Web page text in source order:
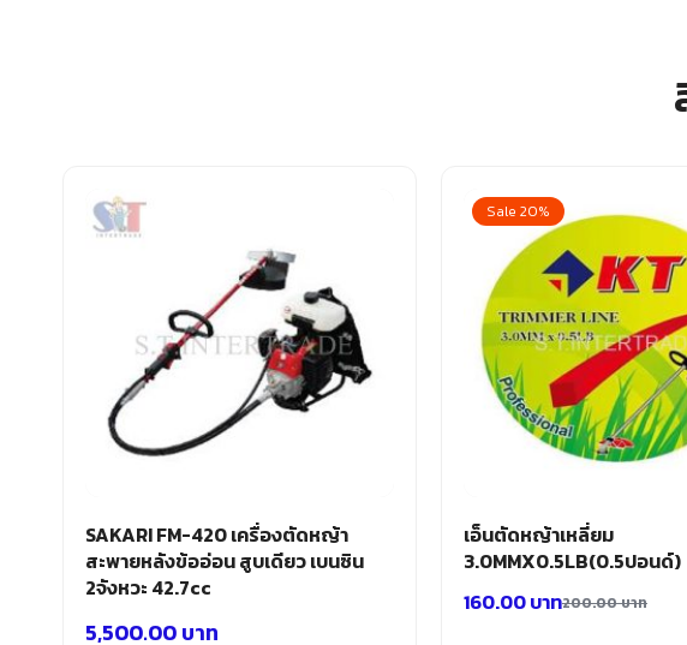
SAKARI FM-420 เครื่องตัดหญ้า
สะพายหลังข้ออ่อน สูบเดียว เบนซิน
2จังหวะ 42.7cc
5,500.00บาท
Sale 20%
เอ็นตัดหญ้าเหลี่ยม
3.0MMX0.5LB(0.5ปอนด์)
200.00บาท
160.00บาท